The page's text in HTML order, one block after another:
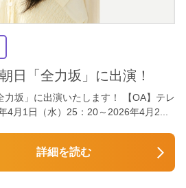
「全力坂」に出演！
坂」に出演いたします！ 【OA】テレ
4月1日（水）25：20～2026年4月2...
詳細を読む